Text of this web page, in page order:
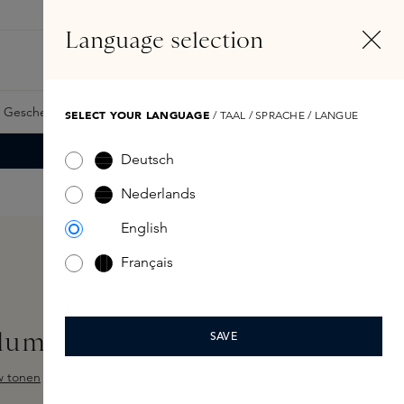
Samples Skins Exclusives Skins Boxen
Mascara Black
tonen
Language selection
SELECT YOUR LANGUAGE / TAAL / SPRACHE / LANGUE
Deutsch
Nederlands
English
Français
SAVE